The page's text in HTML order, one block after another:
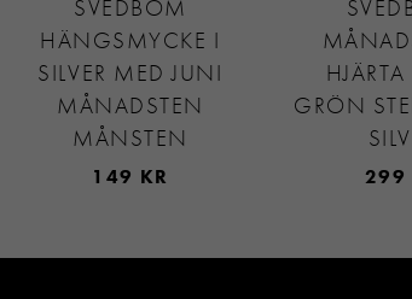
SVEDBOM
HÄNGSMYCKE I
SILVER MED JUNI
MÅNADSTEN
MÅNSTEN
149 KR
GRÖN
299